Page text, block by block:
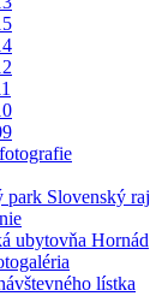
park Slovenský raj
ubytovňa Hornád
lístka